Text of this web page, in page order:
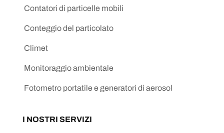
Contatori di particelle mobili
Conteggio del particolato
Climet
Monitoraggio ambientale
Fotometro portatile e generatori di aerosol
I NOSTRI SERVIZI